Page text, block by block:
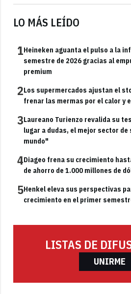
LO MÁS LEÍDO
1Heineken aguanta el pulso a la
semestre de 2026 gracias al
premium
2Los supermercados ajustan el
frenar las mermas por el calor y
3Laureano Turienzo revalida su
lugar a dudas, el mejor sector
mundo"
4Diageo frena su crecimiento
de ahorro de 1.000 millones de
5Henkel eleva sus perspectivas
crecimiento en el primer
LISTAS DE
UNIRME